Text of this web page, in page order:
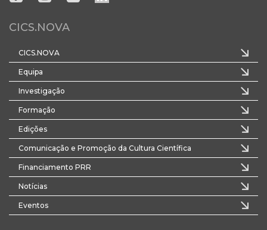
CICS.NOVA
CICS.NOVA
Equipa
Investigação
Formação
Edições
Comunicação e Promoção da Cultura Científica
Financiamento PRR
Notícias
Eventos